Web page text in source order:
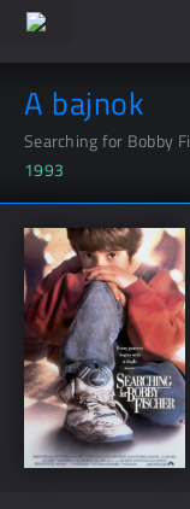
A bajnok
Searching for Bobby
1993